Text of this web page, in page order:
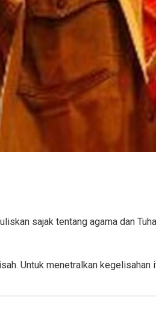
sajak tentang agama dan
Untuk menetralkan kegelisahan